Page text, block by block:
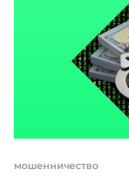
подготовке
программы на будущий год.
объяснять, что в
мошенничество